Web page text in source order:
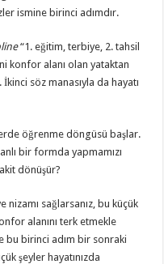
ismine birinci adımdır.
“1. eğitim, terbiye, 2. tahsil
konfor alanı olan yataktan
söz manasıyla da hayatı
öğrenme döngüsü başlar.
bir formda yapmamızı
dönüşür?
nizamı sağlarsanız, bu küçük
alanını terk etmekle
bu birinci adım bir sonraki
şeyler hayatınızda